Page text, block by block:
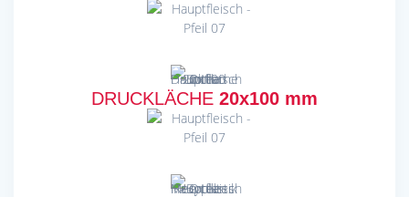
DRUCKLÄCHE 20x100 mm